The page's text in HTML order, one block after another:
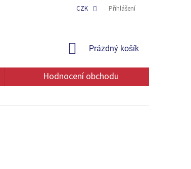
OCHRANA OSOBNÍCH ÚDAJŮCZK Přihlášení
NÁKUPNÍ
Prázdný košík
Hodnocení obchodu